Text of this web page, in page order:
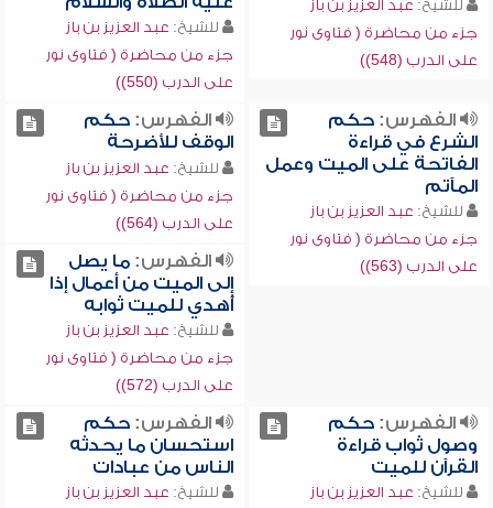
للشيخ: عبد العزيز بن باز
جزء من محاضرة ( فتاوى نور
على الدرب (548))
للشيخ: عبد العزيز بن باز
جزء من محاضرة ( فتاوى نور
على الدرب (550))
الفهرس:حكم
الشرع في قراءة
الفاتحة على الميت وعمل
المآتم
للشيخ: عبد العزيز بن باز
جزء من محاضرة ( فتاوى نور
على الدرب (563))
الفهرس:حكم
الوقف للأضرحة
للشيخ: عبد العزيز بن باز
جزء من محاضرة ( فتاوى نور
على الدرب (564))
الفهرس:ما يصل
إلى الميت من أعمال إذا
أُهدي للميت ثوابه
للشيخ: عبد العزيز بن باز
جزء من محاضرة ( فتاوى نور
على الدرب (572))
الفهرس:حكم
وصول ثواب قراءة
القرآن للميت
للشيخ: عبد العزيز بن باز
الفهرس:حكم
استحسان ما يحدثه
الناس من عبادات
للشيخ: عبد العزيز بن باز